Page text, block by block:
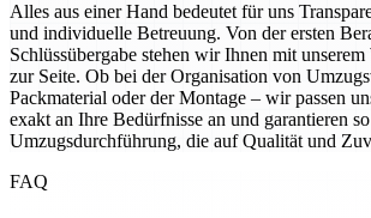
Alles aus einer Hand bedeutet für uns
und individuelle Betreuung. Von der ersten
Schlüssübergabe stehen wir Ihnen mit
zur Seite. Ob bei der Organisation von
Packmaterial oder der Montage – wir passen
exakt an Ihre Bedürfnisse an und garantieren
Umzugsdurchführung, die auf Qualität und
FAQ